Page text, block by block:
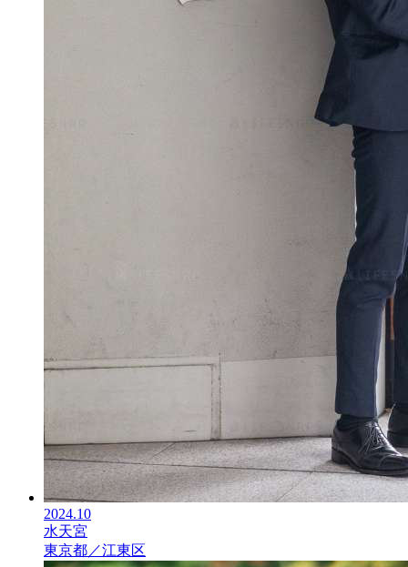
2024.10
水天宮
東京都／江東区